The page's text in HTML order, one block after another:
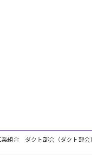
組合 ダクト部会（ダクト部会）